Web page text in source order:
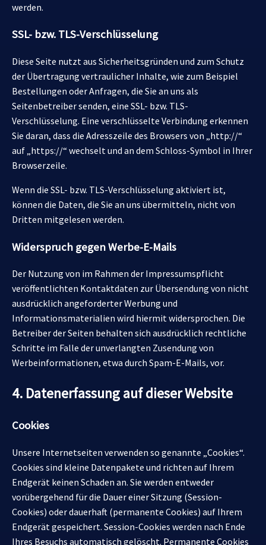
werden.
SSL- bzw. TLS-Verschlüsselung
Diese Seite nutzt aus Sicherheitsgründen und zum Schutz
der Übertragung vertraulicher Inhalte, wie zum Beispiel
Bestellungen oder Anfragen, die Sie an uns als
Seitenbetreiber senden, eine SSL- bzw. TLS-
Verschlüsselung. Eine verschlüsselte Verbindung erkennen
Sie daran, dass die Adresszeile des Browsers von „http://“
auf „https://“ wechselt und an dem Schloss-Symbol in Ihrer
Browserzeile.
Wenn die SSL- bzw. TLS-Verschlüsselung aktiviert ist,
können die Daten, die Sie an uns übermitteln, nicht von
Dritten mitgelesen werden.
Widerspruch gegen Werbe-E-Mails
Der Nutzung von im Rahmen der Impressumspflicht
veröffentlichten Kontaktdaten zur Übersendung von nicht
ausdrücklich angeforderter Werbung und
Informationsmaterialien wird hiermit widersprochen. Die
Betreiber der Seiten behalten sich ausdrücklich rechtliche
Schritte im Falle der unverlangten Zusendung von
Werbeinformationen, etwa durch Spam-E-Mails, vor.
4. Datenerfassung auf dieser Website
Cookies
Unsere Internetseiten verwenden so genannte „Cookies“.
Cookies sind kleine Datenpakete und richten auf Ihrem
Endgerät keinen Schaden an. Sie werden entweder
vorübergehend für die Dauer einer Sitzung (Session-
Cookies) oder dauerhaft (permanente Cookies) auf Ihrem
Endgerät gespeichert. Session-Cookies werden nach Ende
Ihres Besuchs automatisch gelöscht. Permanente Cookies